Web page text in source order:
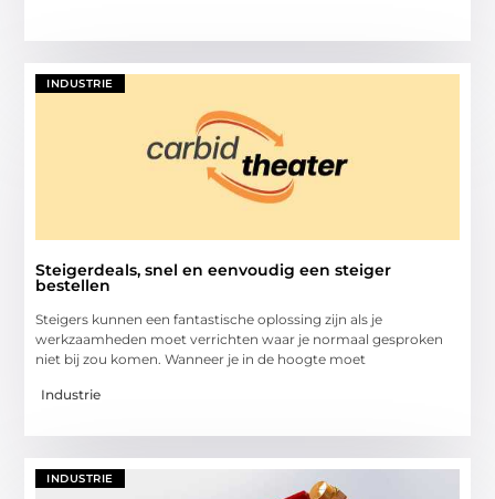
INDUSTRIE
Steigerdeals, snel en eenvoudig een steiger
bestellen
Steigers kunnen een fantastische oplossing zijn als je
werkzaamheden moet verrichten waar je normaal gesproken
niet bij zou komen. Wanneer je in de hoogte moet
Industrie
INDUSTRIE